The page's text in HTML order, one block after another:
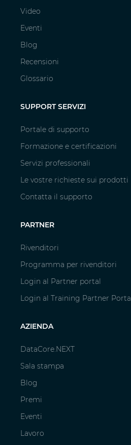
Video
Eventi
Blog
Recensioni
Glossario
SUPPORT SERVIZI
Portale di supporto
Formazione e certificazioni
Servizi professionali
Le vostre richieste sui prodotti
Contatta il supporto
PARTNER
Rivenditori
Programma per rivenditori
Login al Partner portal
Login al Training Partner Portal
AZIENDA
DataCore.NEXT
Sala stampa
Blog
Premi
Eventi
Lavoro